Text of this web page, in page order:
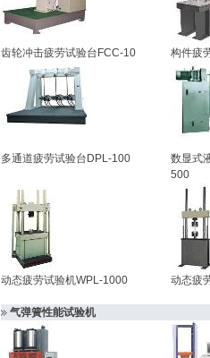
齿轮冲击疲劳试验台FCC-10 构件疲
多通道疲劳试验台DPL-100
数显式
500
动态疲劳试验机WPL-1000 动态疲
气弹簧性能试验机